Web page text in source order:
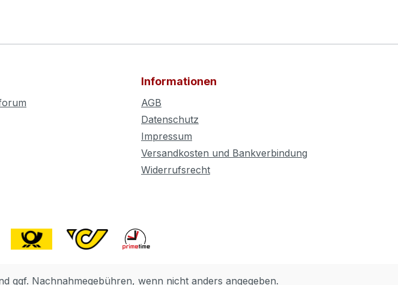
Informationen
AGB
Datenschutz
Impressum
Versandkosten und Bankverbindung
Widerrufsrecht
ggf. Nachnahmegebühren, wenn nicht anders angegeben.